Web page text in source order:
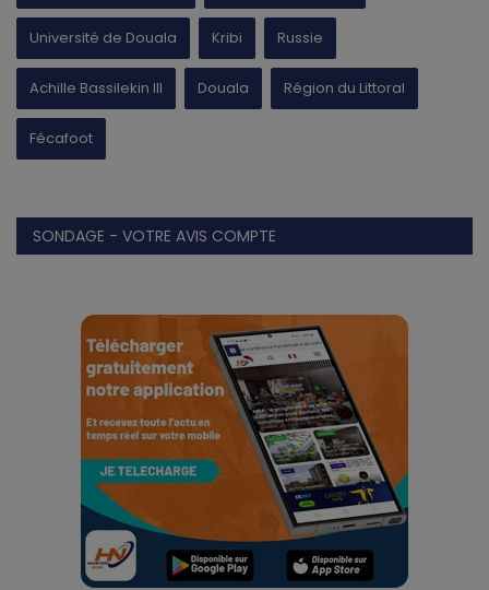
Université de Douala Kribi Russie
Achille Bassilekin III Douala Région du Littoral
Fécafoot
SONDAGE - VOTRE AVIS COMPTE